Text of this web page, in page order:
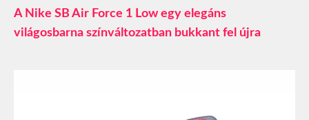
A Nike SB Air Force 1 Low egy elegáns
világosbarna színváltozatban bukkant fel újra